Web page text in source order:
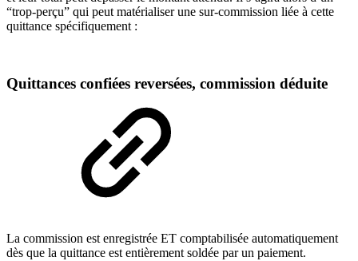
“trop-perçu” qui peut matérialiser une sur-commission liée à cette
quittance spécifiquement :
Quittances confiées reversées, commission déduite
La commission est enregistrée ET comptabilisée automatiquement
dès que la quittance est entièrement soldée par un paiement.